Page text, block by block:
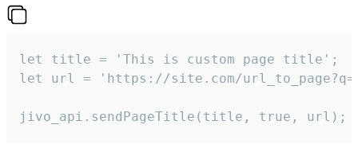
let title = 'This is custom page title';
let url = 'https://site.com/
jivo_api.sendPageTitle(title, true, url);